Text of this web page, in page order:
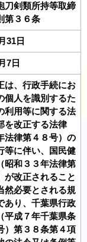
刀剣類所持等取締
第３６条
31日
7日
は、行政手続にお
個人を識別するた
利用等に関する法
を改正する法律
法律第４８号）の
等に伴い、国民健
昭和３３年法律第
が改正されること
然必要とされる規
あり、千葉県行政
平成７年千葉県条
）第３８条第４項